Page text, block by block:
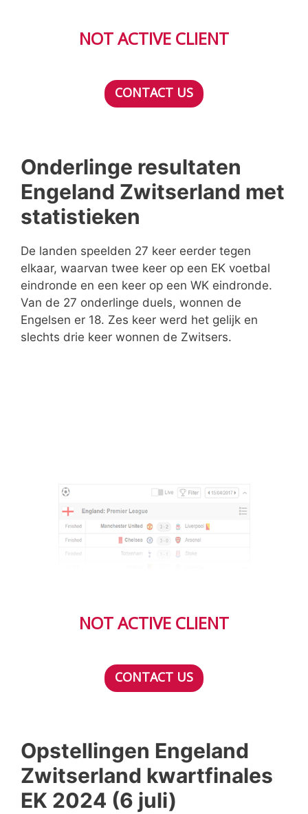
NOT ACTIVE CLIENT
CONTACT US
Onderlinge resultaten
Engeland Zwitserland met
statistieken
De landen speelden 27 keer eerder tegen
elkaar, waarvan twee keer op een EK voetbal
eindronde en een keer op een WK eindronde.
Van de 27 onderlinge duels, wonnen de
Engelsen er 18. Zes keer werd het gelijk en
slechts drie keer wonnen de Zwitsers.
NOT ACTIVE CLIENT
CONTACT US
Opstellingen Engeland
Zwitserland kwartfinales
EK 2024 (6 juli)